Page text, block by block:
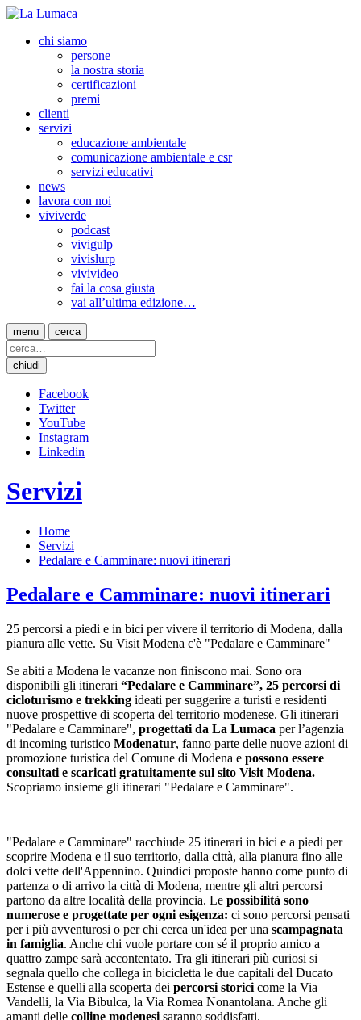
chi siamo
persone
la nostra storia
certificazioni
premi
clienti
servizi
educazione ambientale
comunicazione ambientale e csr
servizi educativi
news
lavora con noi
viviverde
podcast
vivigulp
vivislurp
vivivideo
fai la cosa giusta
vai all’ultima edizione…
menu cerca
chiudi
Facebook
Twitter
YouTube
Instagram
Linkedin
Servizi
Home
Servizi
Pedalare e Camminare: nuovi itinerari
Pedalare e Camminare: nuovi itinerari
25 percorsi a piedi e in bici per vivere il territorio di Modena, dalla
pianura alle vette. Su Visit Modena c'è "Pedalare e Camminare"
Se abiti a Modena le vacanze non finiscono mai. Sono ora
disponibili gli itinerari “Pedalare e Camminare”, 25 percorsi di
cicloturismo e trekking ideati per suggerire a turisti e residenti
nuove prospettive di scoperta del territorio modenese. Gli itinerari
"Pedalare e Camminare", progettati da La Lumaca per l’agenzia
di incoming turistico Modenatur, fanno parte delle nuove azioni di
promozione turistica del Comune di Modena e possono essere
consultati e scaricati gratuitamente sul sito Visit Modena.
Scopriamo insieme gli itinerari "Pedalare e Camminare".
"Pedalare e Camminare" racchiude 25 itinerari in bici e a piedi per
scoprire Modena e il suo territorio, dalla città, alla pianura fino alle
dolci vette dell'Appennino. Quindici proposte hanno come punto di
partenza o di arrivo la città di Modena, mentre gli altri percorsi
partono da altre località della provincia. Le possibilità sono
numerose e progettate per ogni esigenza: ci sono percorsi pensati
per i più avventurosi o per chi cerca un'idea per una scampagnata
in famiglia. Anche chi vuole portare con sé il proprio amico a
quattro zampe sarà accontentato. Tra gli itinerari più curiosi si
segnala quello che collega in bicicletta le due capitali del Ducato
Estense e quelli alla scoperta dei percorsi storici come la Via
Vandelli, la Via Bibulca, la Via Romea Nonantolana. Anche gli
amanti delle colline modenesi saranno soddisfatti.